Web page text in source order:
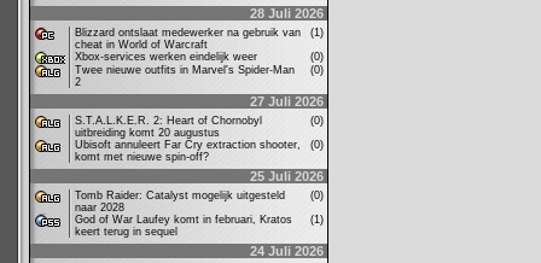
28 Juli 2026
Blizzard ontslaat medewerker na gebruik van
cheat in World of Warcraft
(1)
Xbox-services werken eindelijk weer
(0)
Twee nieuwe outfits in Marvel's Spider-Man
2
(0)
27 Juli 2026
S.T.A.L.K.E.R. 2: Heart of Chornobyl
uitbreiding komt 20 augustus
(0)
Ubisoft annuleert Far Cry extraction shooter,
komt met nieuwe spin-off?
(0)
25 Juli 2026
Tomb Raider: Catalyst mogelijk uitgesteld
naar 2028
(0)
God of War Laufey komt in februari, Kratos
keert terug in sequel
(1)
24 Juli 2026